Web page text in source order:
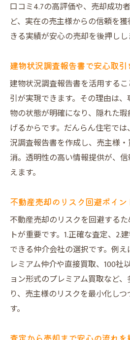
口コミ4.7の高評価や、売却成功
ど、実在の売主様からの信頼を
きる実績が安心の売却を後押しし
建物状況調査報告書で安心取引
建物状況調査報告書を活用する
引が実現できます。その理由は
物の状態が明確になり、隠れた
げるからです。だんらん住宅で
況調査報告書を作成し、売主様
消。透明性の高い情報提供が、
えます。
不動産売却のリスク回避ポイン
不動産売却のリスクを回避する
トが重要です。1.正確な査定、2.
できる仲介会社の選択です。例
レミアム仲介や直接買取、100社
ョン形式のプレミアム買取など
り、売主様のリスクを最小化し
す。